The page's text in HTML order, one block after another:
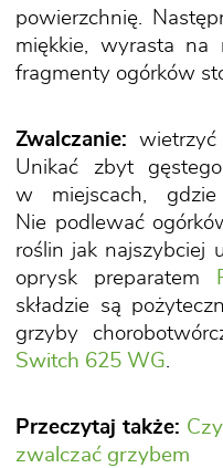
powierzchnię.
miękkie, wyrasta na
fragmenty ogórków
Zwalczanie:
Unikać zbyt
w miejscach,
Nie podlewać
roślin jak najszybciej
oprysk preparatem
składzie są
grzyby
Switch 625 WG.
Przeczytaj także:
zwalczać grzybem